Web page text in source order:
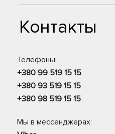
Контакты
Телефоны:
+380 99 519 15 15
+380 93 519 15 15
+380 98 519 15 15
Мы в мессенджерах: